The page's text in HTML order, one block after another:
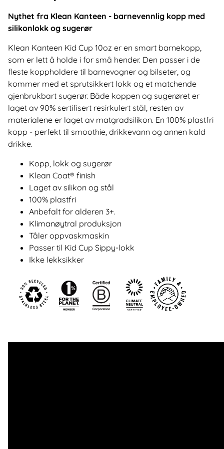
Nythet fra Klean Kanteen - barnevennlig kopp med
silikonlokk og sugerør
Klean Kanteen Kid Cup 10oz er en smart barnekopp,
som er lett å holde i for små hender. Den passer i de
fleste koppholdere til barnevogner og bilseter, og
kommer med et sprutsikkert lokk og et matchende
gjenbrukbart sugerør. Både koppen og sugerøret er
laget av 90% sertifisert resirkulert stål, resten av
materialene er laget av matgradsilikon. En 100% plastfri
kopp - perfekt til smoothie, drikkevann og annen kald
drikke.
Kopp, lokk og sugerør
Klean Coat® finish
Laget av silikon og stål
100% plastfri
Anbefalt for alderen 3+.
Klimanøytral produksjon
Tåler oppvaskmaskin
Passer til Kid Cup Sippy-lokk
Ikke lekksikker